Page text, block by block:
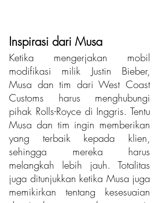
Inspirasi dari Musa
Ketika mengerjakan mobil
modifikasi milik Justin Bieber,
Musa dan tim dari West Coast
Customs harus menghubungi
pihak Rolls-Royce di Inggris. Tentu
Musa dan tim ingin memberikan
yang terbaik kepada klien,
sehingga mereka harus
melangkah lebih jauh. Totalitas
juga ditunjukkan ketika Musa juga
memikirkan tentang kesesuaian